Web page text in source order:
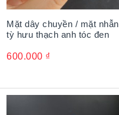
Mặt dây chuyền / mặt nhẫn
tỳ hưu thạch anh tóc đen
600.000 ₫